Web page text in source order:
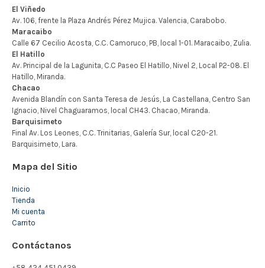
Mapa del Sitio
Inicio
Tienda
Mi cuenta
Carrito
Contáctanos